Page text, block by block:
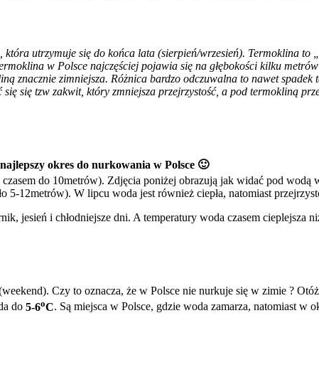
która utrzymuje się do końca lata (sierpień/wrzesień). Termoklina
w Polsce najczęściej pojawia się na głębokości kilku
znacznie zimniejsza. Różnica bardzo odczuwalna to nawet
się tzw zakwit, który zmniejsza przejrzystość, a pod termokliną
okres do nurkowania w Polsce 🙂
do 10metrów). Zdjęcia poniżej obrazują jak widać pod
5-12metrów). W lipcu woda jest również ciepła, natomiast
jesień i chłodniejsze dni. A temperatury woda czasem
Czy to oznacza, że w Polsce nie nurkuje się w zimie ?
do 5-6oC. Są miejsca w Polsce, gdzie woda zamarza, natomiast w